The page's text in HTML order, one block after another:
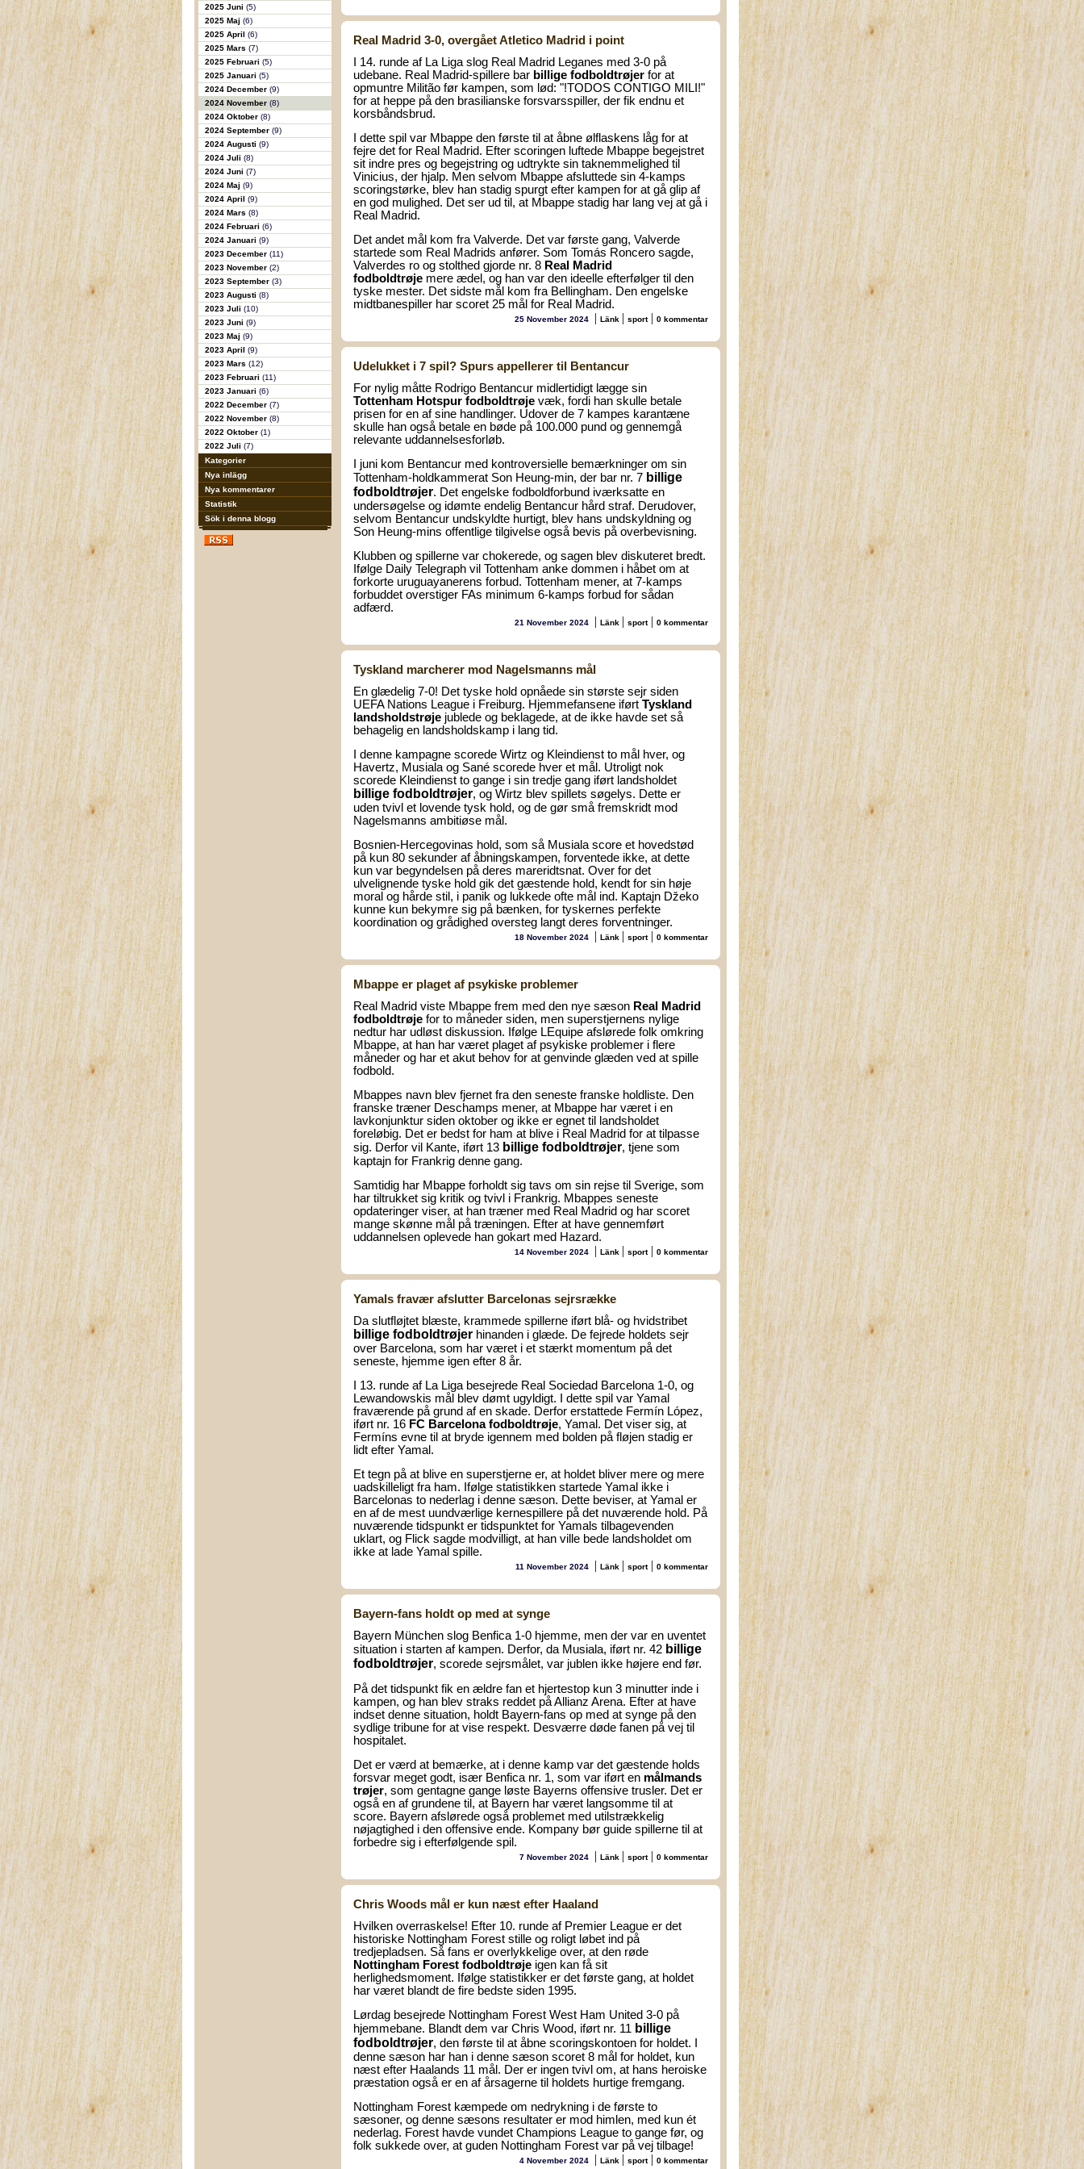
2025 Juni (5)
2025 Maj (6)
2025 April (6)
2025 Mars (7)
2025 Februari (5)
2025 Januari (5)
2024 December (9)
2024 November (8)
2024 Oktober (8)
2024 September (9)
2024 Augusti (9)
2024 Juli (8)
2024 Juni (7)
2024 Maj (9)
2024 April (9)
2024 Mars (8)
2024 Februari (6)
2024 Januari (9)
2023 December (11)
2023 November (2)
2023 September (3)
2023 Augusti (8)
2023 Juli (10)
2023 Juni (9)
2023 Maj (9)
2023 April (9)
2023 Mars (12)
2023 Februari (11)
2023 Januari (6)
2022 December (7)
2022 November (8)
2022 Oktober (1)
2022 Juli (7)
Kategorier
Nya inlägg
Nya kommentarer
Statistik
Sök i denna blogg
Real Madrid 3-0, overgået Atletico Madrid i point
I 14. runde af La Liga slog Real Madrid Leganes med 3-0 på
udebane. Real Madrid-spillere bar billige fodboldtrøjer for at
opmuntre Militão før kampen, som lød: "!TODOS CONTIGO MILI!"
for at heppe på den brasilianske forsvarsspiller, der fik endnu et
korsbåndsbrud.
I dette spil var Mbappe den første til at åbne ølflaskens låg for at
fejre det for Real Madrid. Efter scoringen luftede Mbappe begejstret
sit indre pres og begejstring og udtrykte sin taknemmelighed til
Vinicius, der hjalp. Men selvom Mbappe afsluttede sin 4-kamps
scoringstørke, blev han stadig spurgt efter kampen for at gå glip af
en god mulighed. Det ser ud til, at Mbappe stadig har lang vej at gå i
Real Madrid.
Det andet mål kom fra Valverde. Det var første gang, Valverde
startede som Real Madrids anfører. Som Tomás Roncero sagde,
Valverdes ro og stolthed gjorde nr. 8 Real Madrid
fodboldtrøje mere ædel, og han var den ideelle efterfølger til den
tyske mester. Det sidste mål kom fra Bellingham. Den engelske
midtbanespiller har scoret 25 mål for Real Madrid.
25 November 2024 | Länk | sport| 0 kommentar
Udelukket i 7 spil? Spurs appellerer til Bentancur
For nylig måtte Rodrigo Bentancur midlertidigt lægge sin
Tottenham Hotspur fodboldtrøje væk, fordi han skulle betale
prisen for en af sine handlinger. Udover de 7 kampes karantæne
skulle han også betale en bøde på 100.000 pund og gennemgå
relevante uddannelsesforløb.
I juni kom Bentancur med kontroversielle bemærkninger om sin
Tottenham-holdkammerat Son Heung-min, der bar nr. 7 billige
fodboldtrøjer. Det engelske fodboldforbund iværksatte en
undersøgelse og idømte endelig Bentancur hård straf. Derudover,
selvom Bentancur undskyldte hurtigt, blev hans undskyldning og
Son Heung-mins offentlige tilgivelse også bevis på overbevisning.
Klubben og spillerne var chokerede, og sagen blev diskuteret bredt.
Ifølge Daily Telegraph vil Tottenham anke dommen i håbet om at
forkorte uruguayanerens forbud. Tottenham mener, at 7-kamps
forbuddet overstiger FAs minimum 6-kamps forbud for sådan
adfærd.
21 November 2024 | Länk | sport| 0 kommentar
Tyskland marcherer mod Nagelsmanns mål
En glædelig 7-0! Det tyske hold opnåede sin største sejr siden
UEFA Nations League i Freiburg. Hjemmefansene iført Tyskland
landsholdstrøje jublede og beklagede, at de ikke havde set så
behagelig en landsholdskamp i lang tid.
I denne kampagne scorede Wirtz og Kleindienst to mål hver, og
Havertz, Musiala og Sané scorede hver et mål. Utroligt nok
scorede Kleindienst to gange i sin tredje gang iført landsholdet
billige fodboldtrøjer, og Wirtz blev spillets søgelys. Dette er
uden tvivl et lovende tysk hold, og de gør små fremskridt mod
Nagelsmanns ambitiøse mål.
Bosnien-Hercegovinas hold, som så Musiala score et hovedstød
på kun 80 sekunder af åbningskampen, forventede ikke, at dette
kun var begyndelsen på deres mareridtsnat. Over for det
ulvelignende tyske hold gik det gæstende hold, kendt for sin høje
moral og hårde stil, i panik og lukkede ofte mål ind. Kaptajn Džeko
kunne kun bekymre sig på bænken, for tyskernes perfekte
koordination og grådighed oversteg langt deres forventninger.
18 November 2024 | Länk | sport| 0 kommentar
Mbappe er plaget af psykiske problemer
Real Madrid viste Mbappe frem med den nye sæson Real Madrid
fodboldtrøje for to måneder siden, men superstjernens nylige
nedtur har udløst diskussion. Ifølge LEquipe afslørede folk omkring
Mbappe, at han har været plaget af psykiske problemer i flere
måneder og har et akut behov for at genvinde glæden ved at spille
fodbold.
Mbappes navn blev fjernet fra den seneste franske holdliste. Den
franske træner Deschamps mener, at Mbappe har været i en
lavkonjunktur siden oktober og ikke er egnet til landsholdet
foreløbig. Det er bedst for ham at blive i Real Madrid for at tilpasse
sig. Derfor vil Kante, iført 13 billige fodboldtrøjer, tjene som
kaptajn for Frankrig denne gang.
Samtidig har Mbappe forholdt sig tavs om sin rejse til Sverige, som
har tiltrukket sig kritik og tvivl i Frankrig. Mbappes seneste
opdateringer viser, at han træner med Real Madrid og har scoret
mange skønne mål på træningen. Efter at have gennemført
uddannelsen oplevede han gokart med Hazard.
14 November 2024 | Länk | sport| 0 kommentar
Yamals fravær afslutter Barcelonas sejrsrække
Da slutfløjtet blæste, krammede spillerne iført blå- og hvidstribet
billige fodboldtrøjer hinanden i glæde. De fejrede holdets sejr
over Barcelona, som har været i et stærkt momentum på det
seneste, hjemme igen efter 8 år.
I 13. runde af La Liga besejrede Real Sociedad Barcelona 1-0, og
Lewandowskis mål blev dømt ugyldigt. I dette spil var Yamal
fraværende på grund af en skade. Derfor erstattede Fermín López,
iført nr. 16 FC Barcelona fodboldtrøje, Yamal. Det viser sig, at
Fermíns evne til at bryde igennem med bolden på fløjen stadig er
lidt efter Yamal.
Et tegn på at blive en superstjerne er, at holdet bliver mere og mere
uadskilleligt fra ham. Ifølge statistikken startede Yamal ikke i
Barcelonas to nederlag i denne sæson. Dette beviser, at Yamal er
en af de mest uundværlige kernespillere på det nuværende hold. På
nuværende tidspunkt er tidspunktet for Yamals tilbagevenden
uklart, og Flick sagde modvilligt, at han ville bede landsholdet om
ikke at lade Yamal spille.
11 November 2024 | Länk | sport| 0 kommentar
Bayern-fans holdt op med at synge
Bayern München slog Benfica 1-0 hjemme, men der var en uventet
situation i starten af kampen. Derfor, da Musiala, iført nr. 42 billige
fodboldtrøjer, scorede sejrsmålet, var jublen ikke højere end før.
På det tidspunkt fik en ældre fan et hjertestop kun 3 minutter inde i
kampen, og han blev straks reddet på Allianz Arena. Efter at have
indset denne situation, holdt Bayern-fans op med at synge på den
sydlige tribune for at vise respekt. Desværre døde fanen på vej til
hospitalet.
Det er værd at bemærke, at i denne kamp var det gæstende holds
forsvar meget godt, især Benfica nr. 1, som var iført en målmands
trøjer, som gentagne gange løste Bayerns offensive trusler. Det er
også en af grundene til, at Bayern har været langsomme til at
score. Bayern afslørede også problemet med utilstrækkelig
nøjagtighed i den offensive ende. Kompany bør guide spillerne til at
forbedre sig i efterfølgende spil.
7 November 2024 | Länk | sport| 0 kommentar
Chris Woods mål er kun næst efter Haaland
Hvilken overraskelse! Efter 10. runde af Premier League er det
historiske Nottingham Forest stille og roligt løbet ind på
tredjepladsen. Så fans er overlykkelige over, at den røde
Nottingham Forest fodboldtrøje igen kan få sit
herlighedsmoment. Ifølge statistikker er det første gang, at holdet
har været blandt de fire bedste siden 1995.
Lørdag besejrede Nottingham Forest West Ham United 3-0 på
hjemmebane. Blandt dem var Chris Wood, iført nr. 11 billige
fodboldtrøjer, den første til at åbne scoringskontoen for holdet. I
denne sæson har han i denne sæson scoret 8 mål for holdet, kun
næst efter Haalands 11 mål. Der er ingen tvivl om, at hans heroiske
præstation også er en af årsagerne til holdets hurtige fremgang.
Nottingham Forest kæmpede om nedrykning i de første to
sæsoner, og denne sæsons resultater er mod himlen, med kun ét
nederlag. Forest havde vundet Champions League to gange før, og
folk sukkede over, at guden Nottingham Forest var på vej tilbage!
4 November 2024 | Länk | sport| 0 kommentar